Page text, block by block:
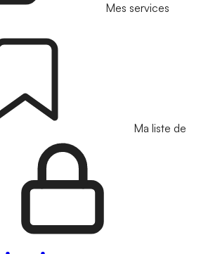
Mes services
Ma liste de